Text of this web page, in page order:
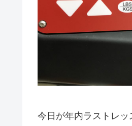
今日が年内ラストレッ